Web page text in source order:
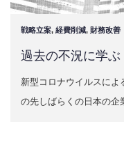
戦略立案, 経費削減, 財務改善
過去の不況に学ぶ
新型コロナウイルスによ
の先しばらくの日本の